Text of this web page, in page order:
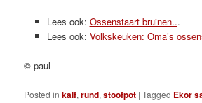
Lees ook: Ossenstaart bruinen...
Lees ook: Volkskeuken: Oma’s
© paul
Posted in kalf,rund,stoofpot |Tagged Ekor